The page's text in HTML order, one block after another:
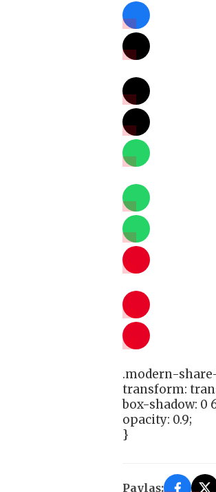
.modern-
transform:
box-shadow: 0
opacity: 0.9;
}
Paylaş: